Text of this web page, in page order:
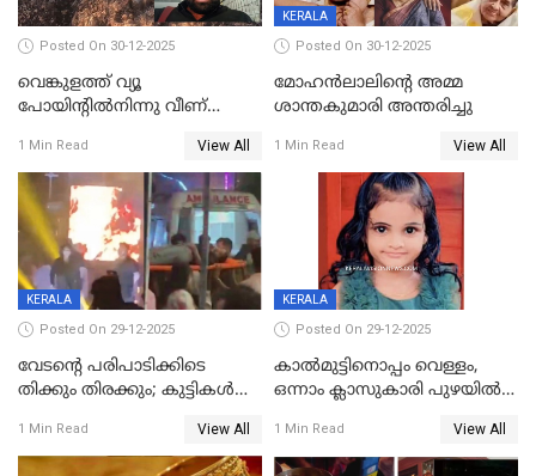
Posted On 30-12-2025
വെങ്കുളത്ത് വ്യൂ
പോയിന്റിൽനിന്നു വീണ്
1 Min Read View All
KERALA
Posted On 30-12-2025
മോഹന്‍ലാലിന്‍റെ അമ്മ
ശാന്തകുമാരി അന്തരിച്ചു
1 Min Read View All
KERALA
Posted On 29-12-2025
വേടന്റെ പരിപാടിക്കിടെ
തിക്കും തിരക്കും; കുട്ടികള്‍
പരിക്ക്; പാളം മറികടന്ന
യുവാവ് ട്രെയിന്‍ തട്ടി മരിച്ചു
1 Min Read View All
KERALA
Posted On 29-12-2025
കാൽമുട്ടിനൊപ്പം വെള്ളം,
ഒന്നാം ക്ലാസുകാരി പുഴയിൽ
കുട്ടികൾക്കൊപ്പം
കളിക്കുന്നതിനിടെ
1 Min Read View All